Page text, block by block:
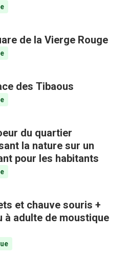
de la Vierge Rouge
des Tibaous
du quartier
la nature sur un
pour les habitants
et chauve souris +
à adulte de moustique